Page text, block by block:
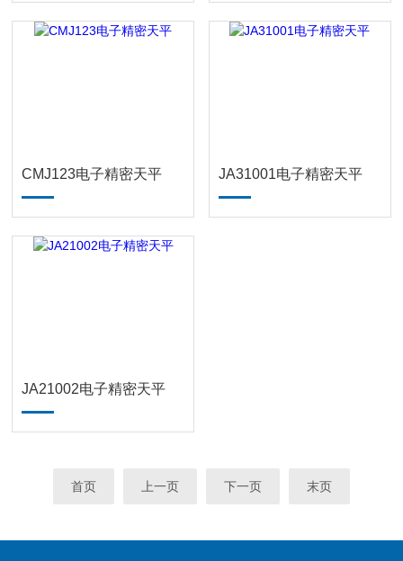
CMJ123电子精密天平 JA31001电子精密天平
JA21002电子精密天平
首页 上一页 下一页 末页